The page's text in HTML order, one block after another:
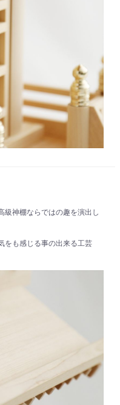
級神棚ならではの趣を演出し
をも感じる事の出来る工芸